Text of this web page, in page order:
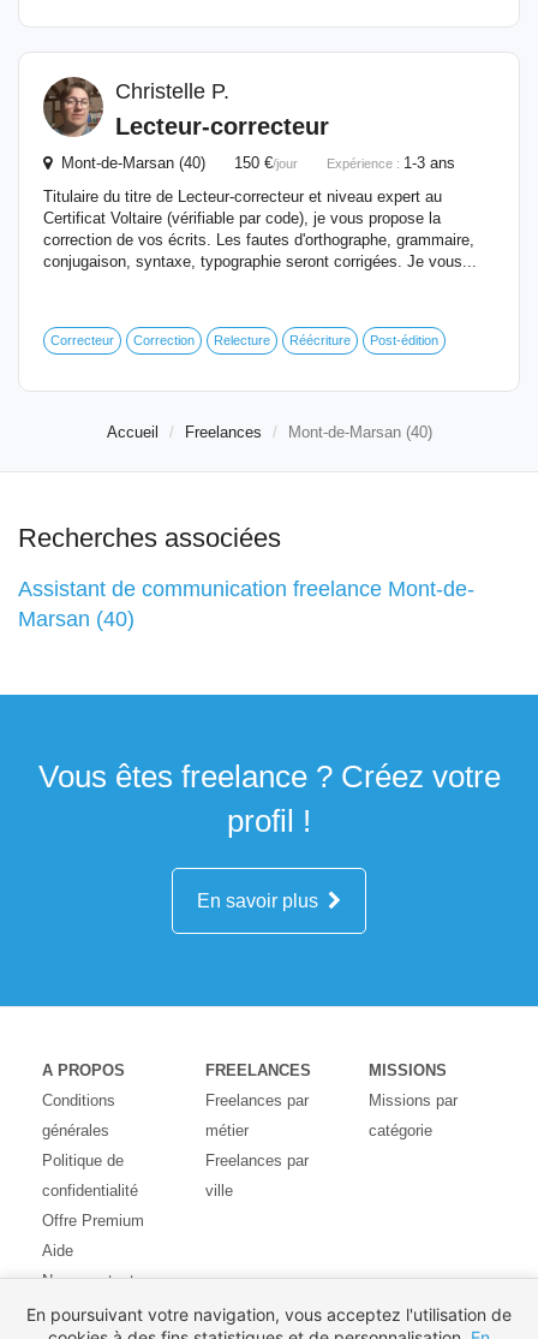
Christelle P.
Lecteur-correcteur
Mont-de-Marsan (40) 150 €/jour Expérience : 1-3 ans
Titulaire du titre de Lecteur-correcteur et niveau expert au
Certificat Voltaire (vérifiable par code), je vous propose la
correction de vos écrits. Les fautes d'orthographe, grammaire,
conjugaison, syntaxe, typographie seront corrigées. Je vous...
Correcteur Correction Relecture Réécriture Post-édition
Accueil Freelances Mont-de-Marsan (40)
Recherches associées
Assistant de communication freelance Mont-de-
Marsan (40)
Vous êtes freelance ? Créez votre
profil !
En savoir plus
A PROPOS
Conditions
générales
Politique de
confidentialité
Offre Premium
Aide
Nous contacter
Avis des
FREELANCES
Freelances par
métier
Freelances par
ville
MISSIONS
Missions par
catégorie
En poursuivant votre navigation, vous acceptez l'utilisation de